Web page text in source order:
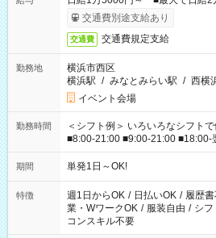
交通費別途支給あり
交通費 交通費規定支給
勤務地
横浜市西区
横浜駅 / みなとみらい駅 / 西横
イベント会場
勤務時間
＜シフト例＞ いろいろなシフト
■8:00-21:00 ■9:00-21:00
期間 単発1日～OK!
特徴 週1日からOK / 日払いOK / 履歴
業・WワークOK / 服装自由 / シフ
コンスキル不要